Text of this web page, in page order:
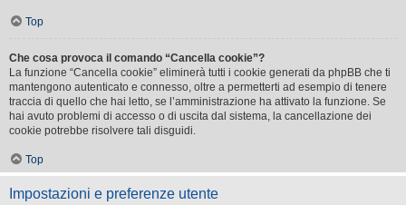
Top
Che cosa provoca il comando “Cancella cookie”?
La funzione “Cancella cookie” eliminerà tutti i cookie generati da phpBB che ti
mantengono autenticato e connesso, oltre a permetterti ad esempio di tenere
traccia di quello che hai letto, se l’amministrazione ha attivato la funzione. Se
hai avuto problemi di accesso o di uscita dal sistema, la cancellazione dei
cookie potrebbe risolvere tali disguidi.
Top
Impostazioni e preferenze utente